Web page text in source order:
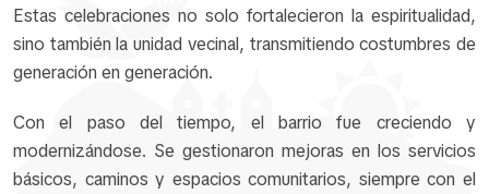
Estas celebraciones no solo fortalecieron la espiritualidad,
sino también la unidad vecinal, transmitiendo costumbres de
generación en generación.
Con el paso del tiempo, el barrio fue creciendo y
modernizándose. Se gestionaron mejoras en los servicios
básicos, caminos y espacios comunitarios, siempre con el